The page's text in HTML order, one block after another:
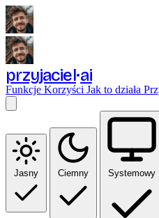
przyjaciel ai
Funkcje Korzyści Jak to działa
Jasny Ciemny Systemowy